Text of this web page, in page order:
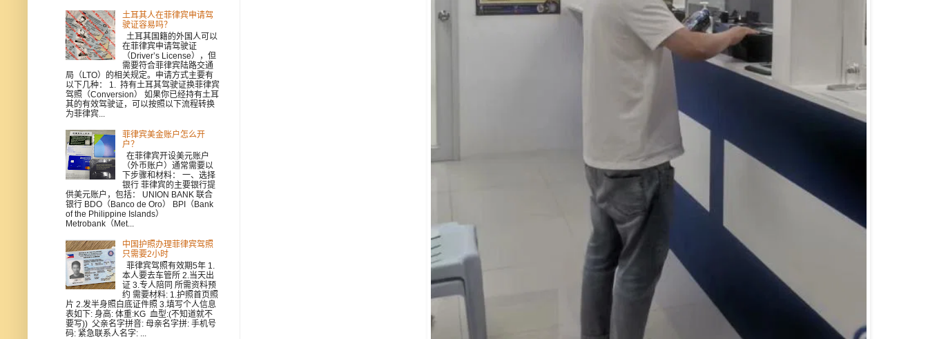
土耳其人在菲律宾申请驾
驶证容易吗？
土耳其国籍的外国人可以
在菲律宾申请驾驶证
（Driver’s License），但
需要符合菲律宾陆路交通
局（LTO）的相关规定。申请方式主要有
以下几种： 1. 持有土耳其驾驶证换菲律宾
驾照（Conversion） 如果你已经持有土耳
其的有效驾驶证，可以按照以下流程转换
为菲律宾...
菲律宾美金账户怎么开
户？
在菲律宾开设美元账户
（外币账户）通常需要以
下步骤和材料： 一、选择
银行 菲律宾的主要银行提
供美元账户，包括： UNION BANK 联合
银行 BDO（Banco de Oro） BPI（Bank
of the Philippine Islands）
Metrobank（Met...
中国护照办理菲律宾驾照
只需要2小时
菲律宾驾照有效期5年 1.
本人要去车管所 2.当天出
证 3.专人陪同 所需资料预
约 需要材料: 1.护照首页照
片 2.发半身照白底证件照 3.填写个人信息
表如下: 身高: 体重:KG 血型:(不知道就不
要写)) 父亲名字拼音: 母亲名字拼: 手机号
码: 紧急联系人名字: ...